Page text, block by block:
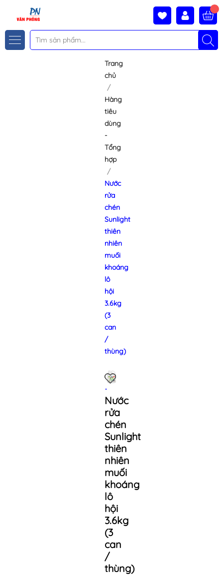
Trang
chủ
Hàng
tiêu
dùng
-
Tổng
hợp
Nước
rửa
chén
Sunlight
thiên
nhiên
muối
khoáng
lô
hội
3.6kg
(3
can
/
thùng)
Nước
rửa
chén
Sunlight
thiên
nhiên
muối
khoáng
lô
hội
3.6kg
(3
can
/
thùng)